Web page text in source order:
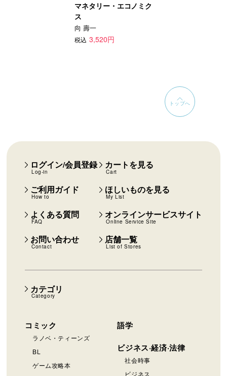
マネタリー・エコノミク
ス
向 壽一
税込 3,520円
トップへ
カテゴリ
Category
コミック
ラノベ・ティーンズ
BL
ゲーム攻略本
語学
ビジネス·経済·法律
社会時事
ビジネス
ログイン/会員登録
Log-in
カートを見る
Cart
ご利用ガイド
How to
ほしいものを見る
My List
よくある質問
FAQ
オンラインサービスサイト
Online Service Site
お問い合わせ
Contact
店舗一覧
List of Stores